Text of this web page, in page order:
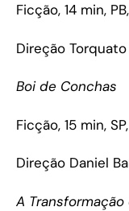
Ficção, 14 min,
Direção
Boi de Conchas
Ficção, 15 min,
Direção Daniel
A